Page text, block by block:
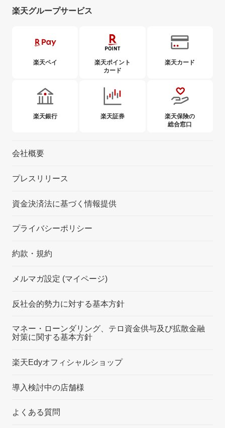
楽天グループサービス
楽天ペイ
楽天ポイント
カード
楽天カード
楽天銀行 楽天証券
楽天保険の
総合窓口
会社概要
プレスリリース
資金決済法に基づく情報提供
プライバシーポリシー
約款・規約
メルマガ設定 (マイページ)
反社会的勢力に対する基本方針
マネー・ローンダリング、テロ資金供与及び拡散金融
対策に関する基本方針
楽天Edyオフィシャルショップ
導入検討中の店舗様
よくある質問